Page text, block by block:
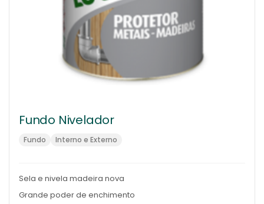
Fundo Nivelador
Fundo Interno e Externo
Sela e nivela madeira nova
Grande poder de enchimento